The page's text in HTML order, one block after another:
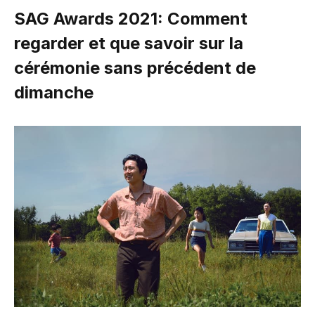
SAG Awards 2021: Comment
regarder et que savoir sur la
cérémonie sans précédent de
dimanche